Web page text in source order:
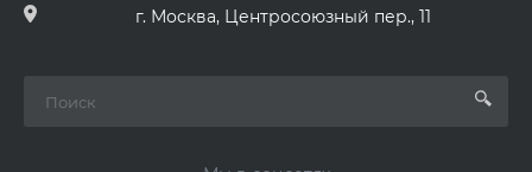
г. Москва, Центросоюзный пер., 11